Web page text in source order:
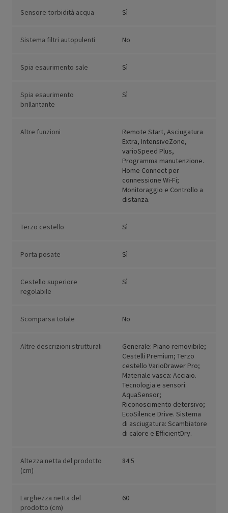
Sensore torbidità acqua Sì
Sistema filtri autopulenti No
Spia esaurimento sale Sì
Spia esaurimento
brillantante
Sì
Altre funzioni
Remote Start, Asciugatura
Extra, IntensiveZone,
varioSpeed Plus,
Programma manutenzione.
Home Connect per
connessione Wi-Fi;
Monitoraggio e Controllo a
distanza.
Terzo cestello Sì
Porta posate Sì
Cestello superiore
regolabile
Sì
Scomparsa totale No
Altre descrizioni strutturali
Generale: Piano removibile;
Cestelli Premium; Terzo
cestello VarioDrawer Pro;
Materiale vasca: Acciaio.
Tecnologia e sensori:
AquaSensor;
Riconoscimento detersivo;
EcoSilence Drive. Sistema
di asciugatura: Scambiatore
di calore e EfficientDry.
Altezza netta del prodotto
(cm)
84.5
Larghezza netta del
prodotto (cm)
60